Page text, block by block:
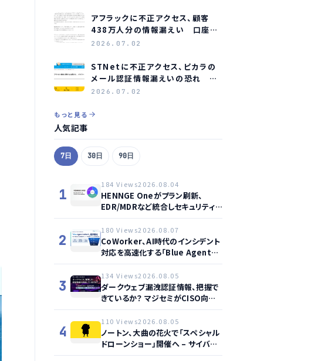
アフラックに不正アクセス、顧客
438万人分の情報漏えい 口座情
報含む顧客も約23万人分
2026.07.02
STNetに不正アクセス、ピカラの
メール認証情報漏えいの恐れ 全
利用者にパスワード変更を要請
2026.07.02
もっと見る
人気記事
7日 30日 90日
1
184 Views2026.08.04
HENNGE Oneがプラン刷新、
EDR/MDRなど統合しセキュリティ
強化へ
2
180 Views2026.08.07
CoWorker、AI時代のインシデント
対応を高速化する「Blue Agent
CoWork」を提供開始
3
134 Views2026.08.05
ダークウェブ漏洩認証情報、把握で
きているか？ マジセミがCISO向け
ウェビナー開催へ
4
110 Views2026.08.05
ノートン、大曲の花火で「スペシャル
ドローンショー」開催へ – サイバー
セーフティ啓発